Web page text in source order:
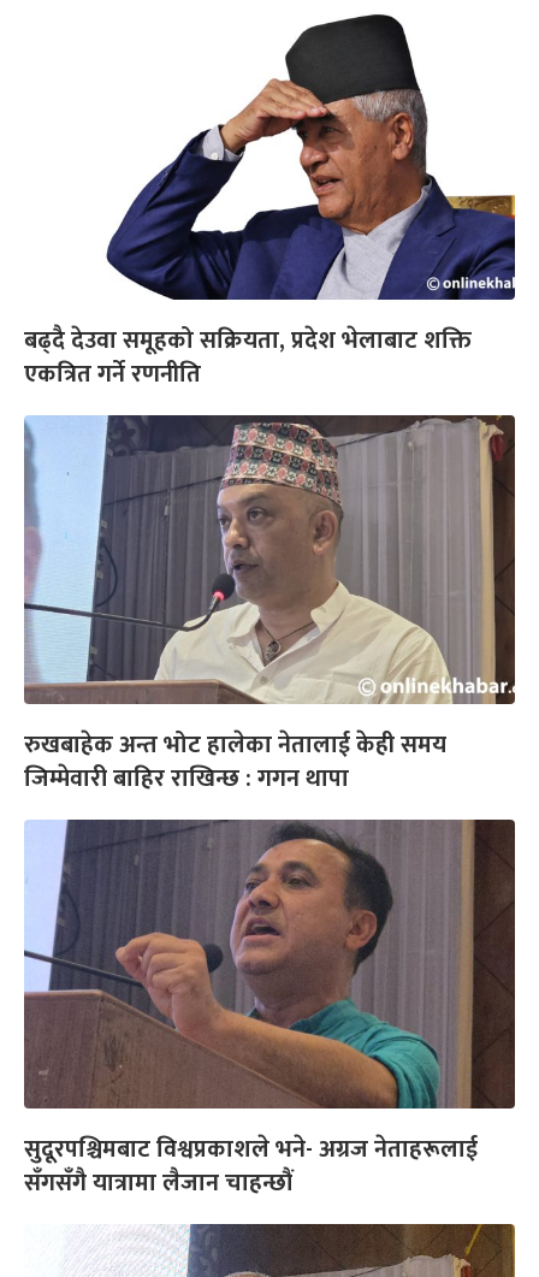
बढ्दै देउवा समूहको सक्रियता, प्रदेश भेलाबाट शक्ति
एकत्रित गर्ने रणनीति
रुखबाहेक अन्त भोट हालेका नेतालाई केही समय
जिम्मेवारी बाहिर राखिन्छ : गगन थापा
सुदूरपश्चिमबाट विश्वप्रकाशले भने- अग्रज नेताहरूलाई
सँगसँगै यात्रामा लैजान चाहन्छौं